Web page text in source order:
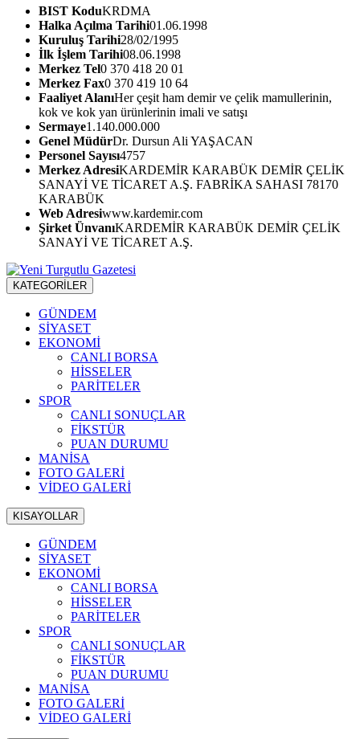
BIST KoduKRDMA
Halka Açılma Tarihi01.06.1998
Kuruluş Tarihi28/02/1995
İlk İşlem Tarihi08.06.1998
Merkez Tel0 370 418 20 01
Merkez Fax0 370 419 10 64
Faaliyet AlanıHer çeşit ham demir ve çelik mamullerinin,
kok ve kok yan ürünlerinin imali ve satışı
Sermaye1.140.000.000
Genel MüdürDr. Dursun Ali YAŞACAN
Personel Sayısı4757
Merkez AdresiKARDEMİR KARABÜK DEMİR ÇELİK
SANAYİ VE TİCARET A.Ş. FABRİKA SAHASI 78170
KARABÜK
Web Adresiwww.kardemir.com
Şirket ÜnvanıKARDEMİR KARABÜK DEMİR ÇELİK
SANAYİ VE TİCARET A.Ş.
KATEGORİLER
GÜNDEM
SİYASET
EKONOMİ
CANLI BORSA
HİSSELER
PARİTELER
SPOR
CANLI SONUÇLAR
FİKSTÜR
PUAN DURUMU
MANİSA
FOTO GALERİ
VİDEO GALERİ
KISAYOLLAR
GÜNDEM
SİYASET
EKONOMİ
CANLI BORSA
HİSSELER
PARİTELER
SPOR
CANLI SONUÇLAR
FİKSTÜR
PUAN DURUMU
MANİSA
FOTO GALERİ
VİDEO GALERİ